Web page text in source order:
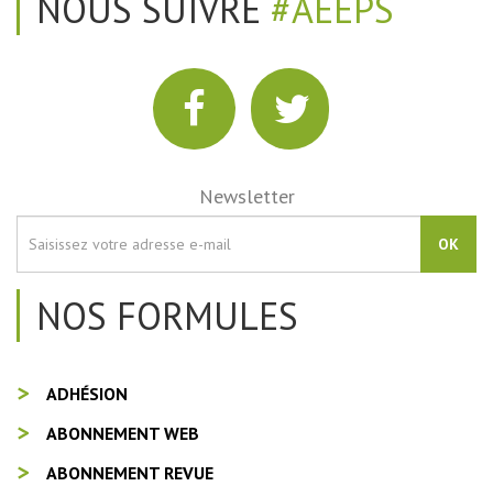
Newsletter
OK
NOS FORMULES
ADHÉSION
ABONNEMENT WEB
ABONNEMENT REVUE